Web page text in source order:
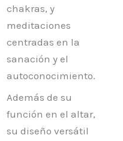
chakras, y
meditaciones
centradas en la
sanación y el
autoconocimiento.
Además de su
función en el altar,
su diseño versátil